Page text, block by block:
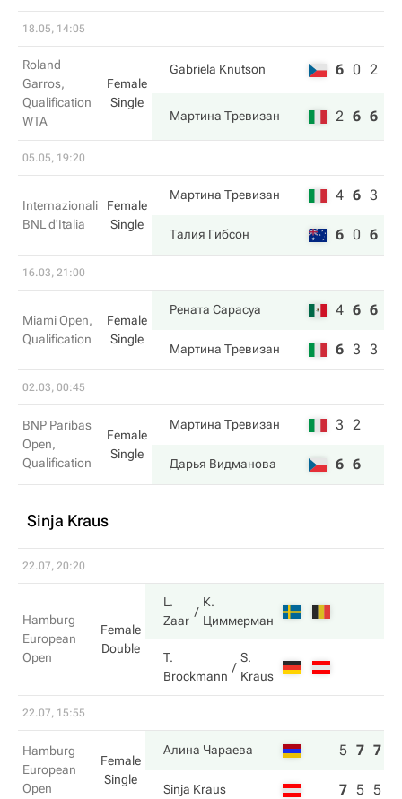
18.05, 14:05
Roland
Garros,
Qualification
WTA
Female
Single
Gabriela Knutson 6 0 2
Мартина Тревизан 2 6 6
05.05, 19:20
Internazionali
BNL d'Italia
Female
Single
Мартина Тревизан 4 6 3
Талия Гибсон 6 0 6
16.03, 21:00
Miami Open,
Qualification
Female
Single
Рената Сарасуа 4 6 6
Мартина Тревизан 6 3 3
02.03, 00:45
BNP Paribas
Open,
Qualification
Female
Single
Мартина Тревизан 3 2
Дарья Видманова 6 6
Sinja Kraus
22.07, 20:20
Hamburg
European
Open
Female
Double
L.
Zaar
К.
Циммерман
T.
Brockmann
S.
Kraus
22.07, 15:55
Hamburg
European
Open
Female
Single
Алина Чараева 5 7 7
Sinja Kraus 7 5 5